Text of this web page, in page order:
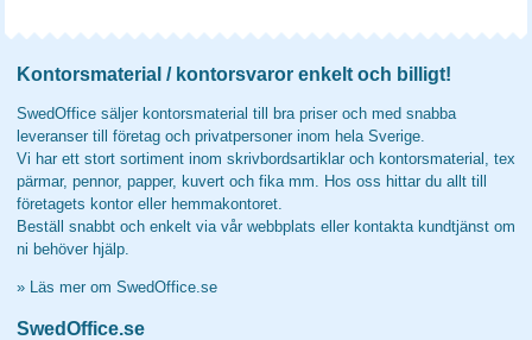
Kontorsmaterial / kontorsvaror enkelt och billigt!
SwedOffice säljer kontorsmaterial till bra priser och med snabba
leveranser till företag och privatpersoner inom hela Sverige.
Vi har ett stort sortiment inom skrivbordsartiklar och kontorsmaterial, tex
pärmar, pennor, papper, kuvert och fika mm. Hos oss hittar du allt till
företagets kontor eller hemmakontoret.
Beställ snabbt och enkelt via vår webbplats eller kontakta kundtjänst om
ni behöver hjälp.
» Läs mer om SwedOffice.se
SwedOffice.se